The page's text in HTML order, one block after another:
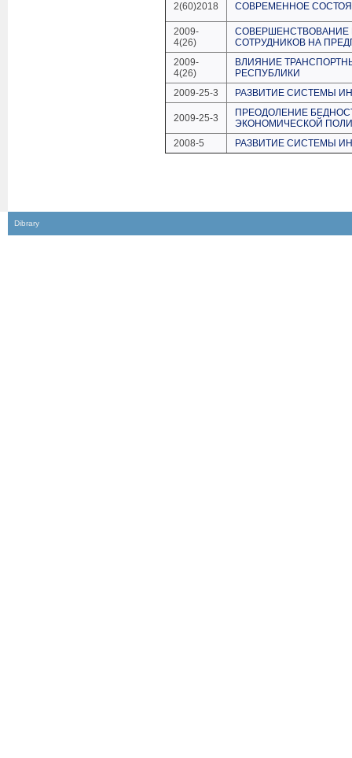
2(60)2018 СОВРЕМЕННОЕ
2009-
4(26)
СОВЕРШЕНСТВОВАНИЕ
СОТРУДНИКОВ НА
2009-
4(26)
ВЛИЯНИЕ
РЕСПУБЛИКИ
2009-25-3
РАЗВИТИЕ СИСТЕМЫ
2009-25-3
ПРЕОДОЛЕНИЕ
ЭКОНОМИЧЕСКОЙ
2008-5
РАЗВИТИЕ СИСТЕМЫ
Dibrary